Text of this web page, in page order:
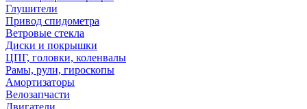
Глушители
Привод спидометра
Ветровые стекла
Диски и покрышки
ЦПГ, головки, коленвалы
Рамы, рули, гироскопы
Амортизаторы
Велозапчасти